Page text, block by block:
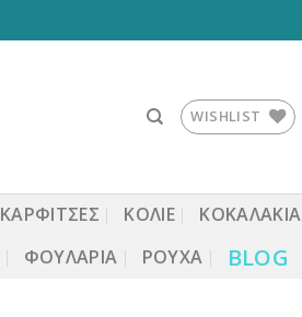
WISHLIST
ΚΑΡΦΙΤΣΕΣ ΚΟΛΙΕ ΚΟΚΑΛΆΚΙΑ
ΦΟΥΛΆΡΙΑ ΡΟΎΧΑ BLOG